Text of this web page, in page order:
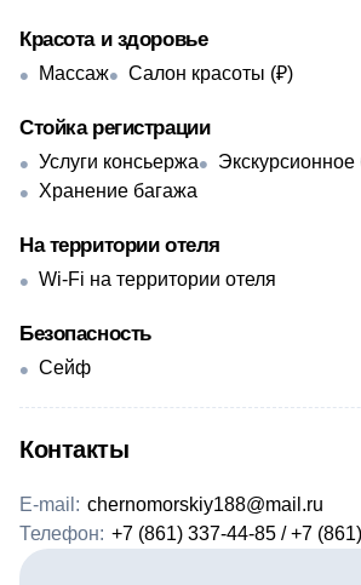
Красота и здоровье
Массаж Салон красоты (₽)
Стойка регистрации
Услуги консьержа
Хранение багажа
На территории отеля
Wi-Fi на территории отеля
Безопасность
Сейф
Контакты
E-mail: chernomorskiy188@mail.ru
Телефон: +7 (861) 337-44-85 / +7